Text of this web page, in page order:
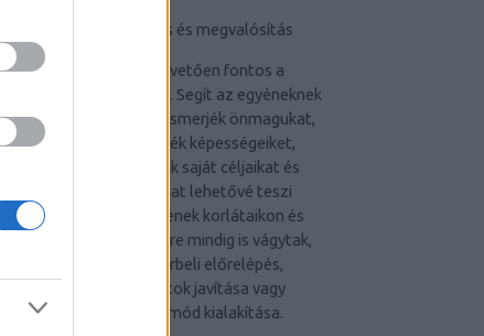
Személyes növekedés és megvalósítás
Az önfejlesztés alapvetően fontos a
növekedéshez. Segít az egyéneknek
hogy jobban megismerjék önmagukat,
felismerjék és fejlesszék képességeiket,
valamint megvalósítsák saját céljaikat és
álmaikat. Ez a folyamat lehetővé teszi
számukra, hogy túllépjenek korlátaikon és
elérjék azt a szintet, amire mindig is vágytak,
legyen az akár karrierbeli előrelépés,
személyes kapcsolatok javítása vagy
egészségesebb életmód kialakítása.